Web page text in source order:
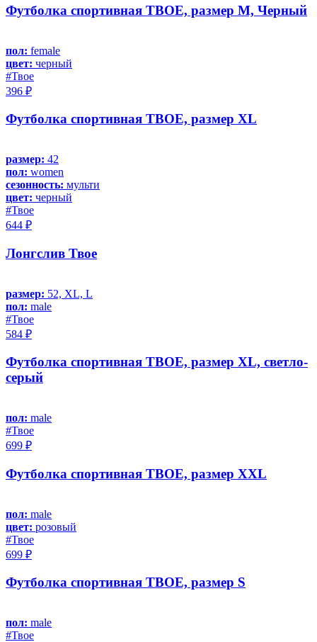
Футболка спортивная ТВОЕ, размер M, Черный
пол: female
цвет: черный
#Твое
396 ₽
Футболка спортивная ТВОЕ, размер XL
размер: 42
пол: women
сезонность: мульти
цвет: черный
#Твое
644 ₽
Лонгслив Твое
размер: 52, XL, L
пол: male
#Твое
584 ₽
Футболка спортивная ТВОЕ, размер XL, светло-
серый
пол: male
#Твое
699 ₽
Футболка спортивная ТВОЕ, размер XXL
пол: male
цвет: розовый
#Твое
699 ₽
Футболка спортивная ТВОЕ, размер S
пол: male
#Твое